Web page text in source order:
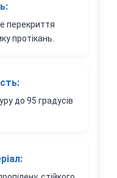
перекриття
протікань.
до 95 градусів